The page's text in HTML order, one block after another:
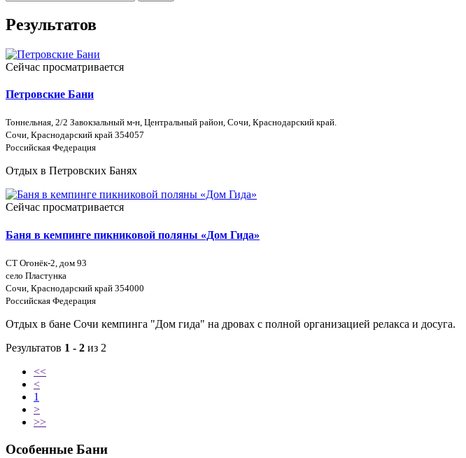
Результатов
Сейчас просматривается
Петровские Бани
Тоннельная, 2/2 Завокзальный м-н, Центральный район, Сочи, Краснодарский край.
Сочи, Краснодарский край 354057
Российская Федерация
Отдых в Петровских Банях
Сейчас просматривается
Баня в кемпинге пикниковой поляны «Дом Гида»
СТ Огонёк-2, дом 93
село Пластунка
Сочи, Краснодарский край 354000
Российская Федерация
Отдых в бане Сочи кемпинга "Дом гида" на дровах с полной организацией релакса и досуга.
Результатов 1 - 2 из 2
<<
<
1
>
>>
Особенные Бани